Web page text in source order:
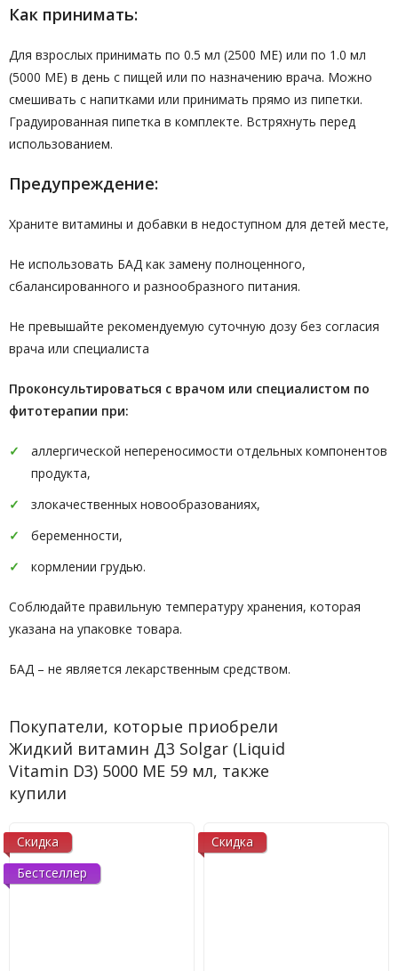
Как принимать:
Для взрослых принимать по 0.5 мл (2500 МЕ) или по 1.0 мл
(5000 МЕ) в день с пищей или по назначению врача. Можно
смешивать с напитками или принимать прямо из пипетки.
Градуированная пипетка в комплекте. Встряхнуть перед
использованием.
Предупреждение:
Храните витамины и добавки в недоступном для детей месте,
Не использовать БАД как замену полноценного,
сбалансированного и разнообразного питания.
Не превышайте рекомендуемую суточную дозу без согласия
врача или специалиста
Проконсультироваться с врачом или специалистом по
фитотерапии при:
аллергической непереносимости отдельных компонентов
продукта,
злокачественных новообразованиях,
беременности,
кормлении грудью.
Соблюдайте правильную температуру хранения, которая
указана на упаковке товара.
БАД – не является лекарственным средством.
Покупатели, которые приобрели
Жидкий витамин Д3 Solgar (Liquid
Vitamin D3) 5000 МЕ 59 мл, также
купили
Скидка
Бестселлер
Скидка